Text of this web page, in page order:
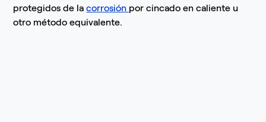
protegidos de lacorrosión por cincado en caliente u
otro método equivalente.